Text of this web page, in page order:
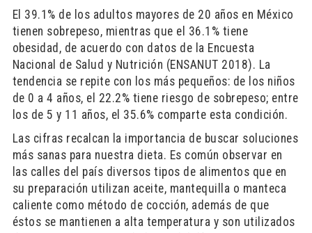
El 39.1% de los adultos mayores de 20 años en México
tienen sobrepeso, mientras que el 36.1% tiene
obesidad, de acuerdo con datos de la Encuesta
Nacional de Salud y Nutrición (ENSANUT 2018). La
tendencia se repite con los más pequeños: de los niños
de 0 a 4 años, el 22.2% tiene riesgo de sobrepeso; entre
los de 5 y 11 años, el 35.6% comparte esta condición.
Las cifras recalcan la importancia de buscar soluciones
más sanas para nuestra dieta. Es común observar en
las calles del país diversos tipos de alimentos que en
su preparación utilizan aceite, mantequilla o manteca
caliente como método de cocción, además de que
éstos se mantienen a alta temperatura y son utilizados